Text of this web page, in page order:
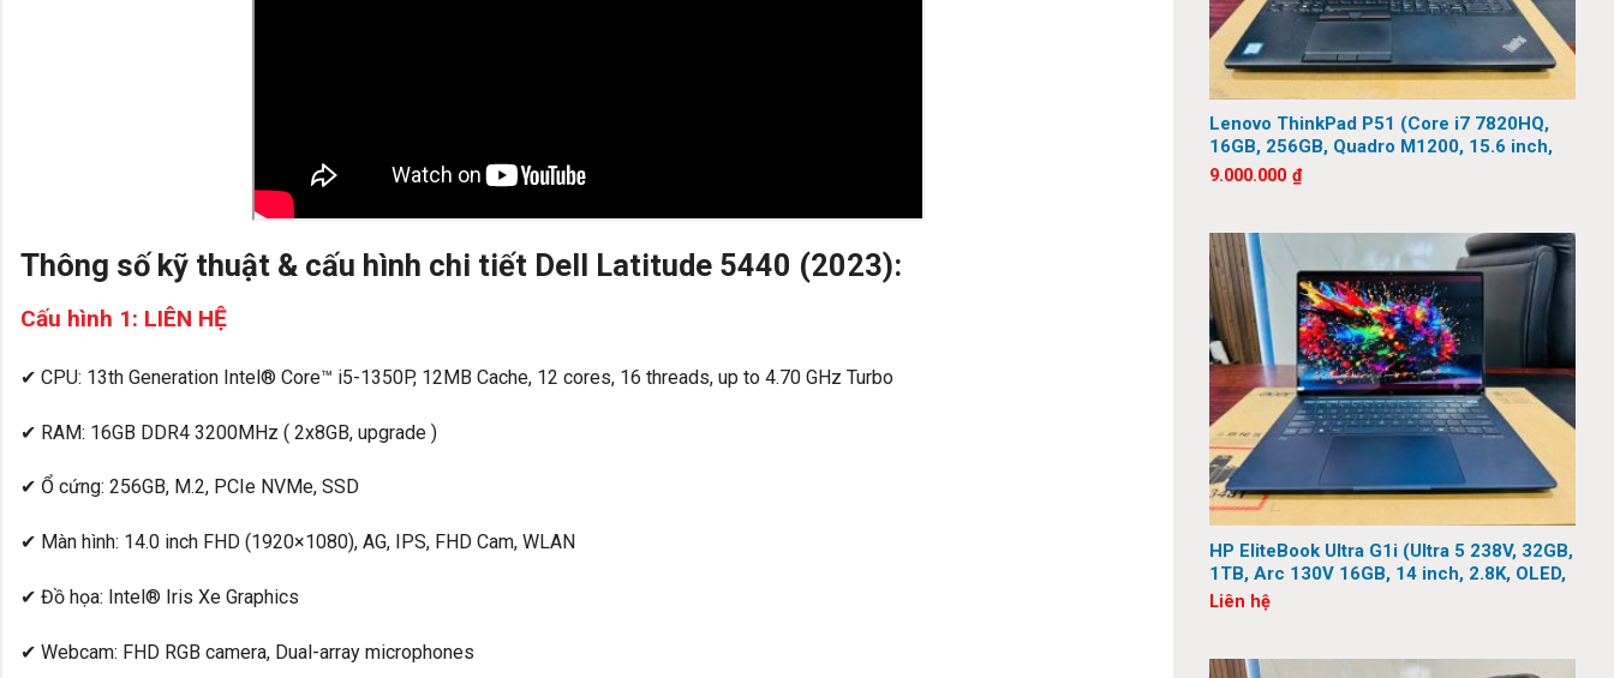
Thông số kỹ thuật & cấu hình chi tiết Dell Latitude 5440 (2023):
Cấu hình 1: LIÊN HỆ
✔ CPU: 13th Generation Intel® Core™ i5-1350P, 12MB Cache, 12 cores, 16 threads, up to 4.70 GHz Turbo
✔ RAM: 16GB DDR4 3200MHz ( 2x8GB, upgrade )
✔ Ổ cứng: 256GB, M.2, PCIe NVMe, SSD
✔ Màn hình: 14.0 inch FHD (1920×1080), AG, IPS, FHD Cam, WLAN
✔ Đồ họa: Intel® Iris Xe Graphics
✔ Webcam: FHD RGB camera, Dual-array microphones
Lenovo ThinkPad P51 (Core i7 7820HQ,
16GB, 256GB, Quadro M1200, 15.6 inch,
FHD)
9.000.000 ₫
HP EliteBook Ultra G1i (Ultra 5 238V, 32GB,
1TB, Arc 130V 16GB, 14 inch, 2.8K, OLED,
Touch)
Liên hệ